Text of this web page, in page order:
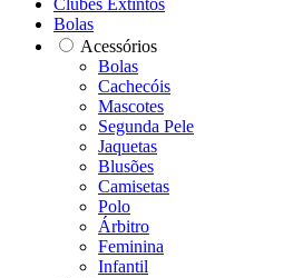
Clubes Extintos
Bolas
Acessórios
Bolas
Cachecóis
Mascotes
Segunda Pele
Jaquetas
Blusões
Camisetas
Polo
Árbitro
Feminina
Infantil